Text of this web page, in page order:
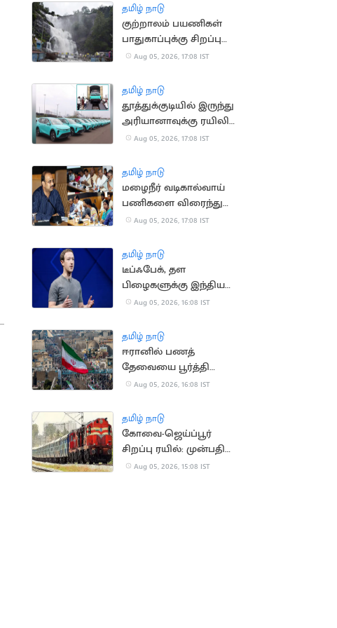
தமிழ் நாடு
குற்றாலம் பயணிகள்
பாதுகாப்புக்கு சிறப்பு
கண்காணிப்பு குழு
Aug 05, 2026, 17:08 IST
தமிழ் நாடு
தூத்துக்குடியில் இருந்து
அரியானாவுக்கு ரயிலில்
செல்லும் மின்சார
Aug 05, 2026, 17:08 IST
தமிழ் நாடு
மழைநீர் வடிகால்வாய்
பணிகளை விரைந்து
முடிக்க உத்தரவு
Aug 05, 2026, 17:08 IST
தமிழ் நாடு
டீப்ஃபேக், தள
பிழைகளுக்கு இந்திய
அரசிடம் மன்னிப்பு
Aug 05, 2026, 16:08 IST
தமிழ் நாடு
ஈரானில் பணத்
தேவையை பூர்த்தி
செய்ய திண்டாடும்
Aug 05, 2026, 16:08 IST
தமிழ் நாடு
கோவை-ஜெய்ப்பூர்
சிறப்பு ரயில்: முன்பதிவு
நாளை தொடக்கம்
Aug 05, 2026, 15:08 IST